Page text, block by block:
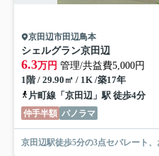
京田辺市田辺鳥本
シェルグラン京田辺
6.3万円 管理/共益費5,000円
1階 / 29.90㎡ / 1K /築17年
片町線「京田辺」駅 徒歩4分
仲手半額 パノラマ
京田辺駅徒歩5分の3点セパレート、